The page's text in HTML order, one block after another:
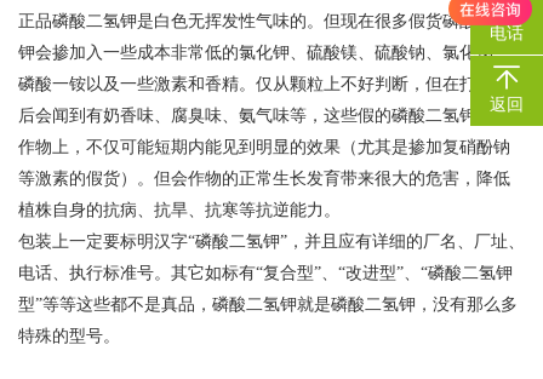
正品磷酸二氢钾是白色无挥发性气味的。但现在很多假货磷酸二氢
钾会掺加入一些成本非常低的氯化钾、硫酸镁、硫酸钠、氯化钠、
磷酸一铵以及一些激素和香精。仅从颗粒上不好判断，但在打开袋
后会闻到有奶香味、腐臭味、氨气味等，这些假的磷酸二氢钾用到
作物上，不仅可能短期内能见到明显的效果（尤其是掺加复硝酚钠
等激素的假货）。但会作物的正常生长发育带来很大的危害，降低
植株自身的抗病、抗旱、抗寒等抗逆能力。
包装上一定要标明汉字“磷酸二氢钾”，并且应有详细的厂名、厂址、
电话、执行标准号。其它如标有“复合型”、“改进型”、“磷酸二氢钾
型”等等这些都不是真品，磷酸二氢钾就是磷酸二氢钾，没有那么多
特殊的型号。
电话
返回